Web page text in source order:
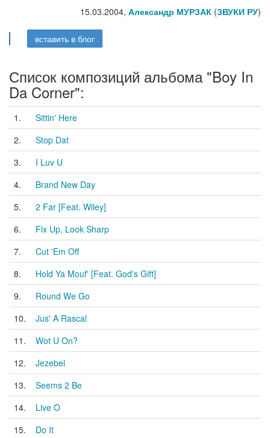
15.03.2004, Александр МУРЗАК (ЗВУКИ РУ)
вставить в блог
Список композиций альбома "Boy In
Da Corner":
1.
Sittin' Here
2.
Stop Dat
3.
I Luv U
4.
Brand New Day
5.
2 Far [Feat. Wiley]
6.
Fix Up, Look Sharp
7.
Cut 'Em Off
8.
Hold Ya Mouf' [Feat. God's Gift]
9.
Round We Go
10.
Jus' A Rascal
11.
Wot U On?
12.
Jezebel
13.
Seems 2 Be
14.
Live O
15.
Do It